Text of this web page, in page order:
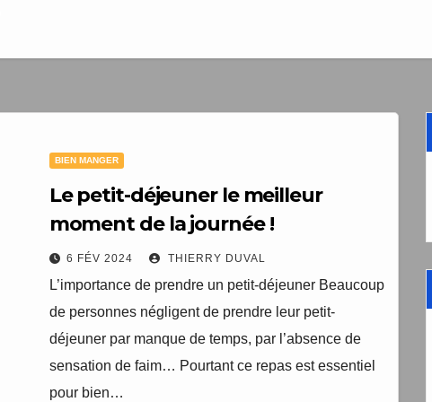
BIEN MANGER
Le petit-déjeuner le meilleur
moment de la journée !
6 FÉV 2024 THIERRY DUVAL
L’importance de prendre un petit-déjeuner Beaucoup
de personnes négligent de prendre leur petit-
déjeuner par manque de temps, par l’absence de
sensation de faim… Pourtant ce repas est essentiel
pour bien…
santé"
TopEquilibre.fr pour vous
pouvez vous désinscrire à tout
Une erreur est survenue
formulaire. Merci de
Votre inscription a bien été
livre numérique a été
arriver d'ici quelques
que vous avez